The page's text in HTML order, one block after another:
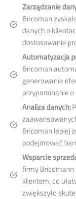
Zarządzanie
Bricoman
danych o
dostosowanie
Automatyzacja
Bricoman
generowanie
przypominanie
Analiza danych:
Bricoman lepiej
podejmować
Wsparcie
firmy Bricomann
klientem, co
zwiększyło